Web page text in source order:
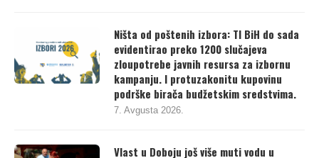
Ništa od poštenih izbora: TI BiH do sada
evidentirao preko 1200 slučajeva
zloupotrebe javnih resursa za izbornu
kampanju. I protuzakonitu kupovinu
podrške birača budžetskim sredstvima.